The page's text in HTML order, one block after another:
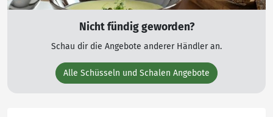
Nicht fündig geworden?
Schau dir die Angebote anderer Händler an.
Alle Schüsseln und Schalen Angebote